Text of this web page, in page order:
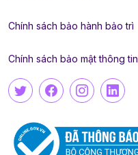
Chính sách bảo hành bảo trì
Chính sách bảo mật thông tin